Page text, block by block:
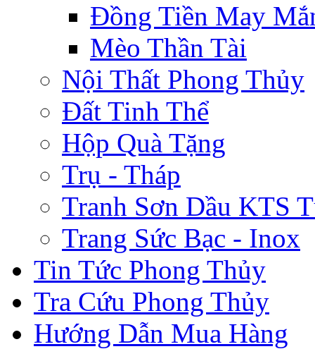
Đồng Tiền May
Mèo Thần Tài
Nội Thất Phong Thủy
Đất Tinh Thể
Hộp Quà Tặng
Trụ - Tháp
Tranh Sơn Dầu KTS
Trang Sức Bạc - Inox
Tin Tức Phong Thủy
Tra Cứu Phong Thủy
Hướng Dẫn Mua Hàng